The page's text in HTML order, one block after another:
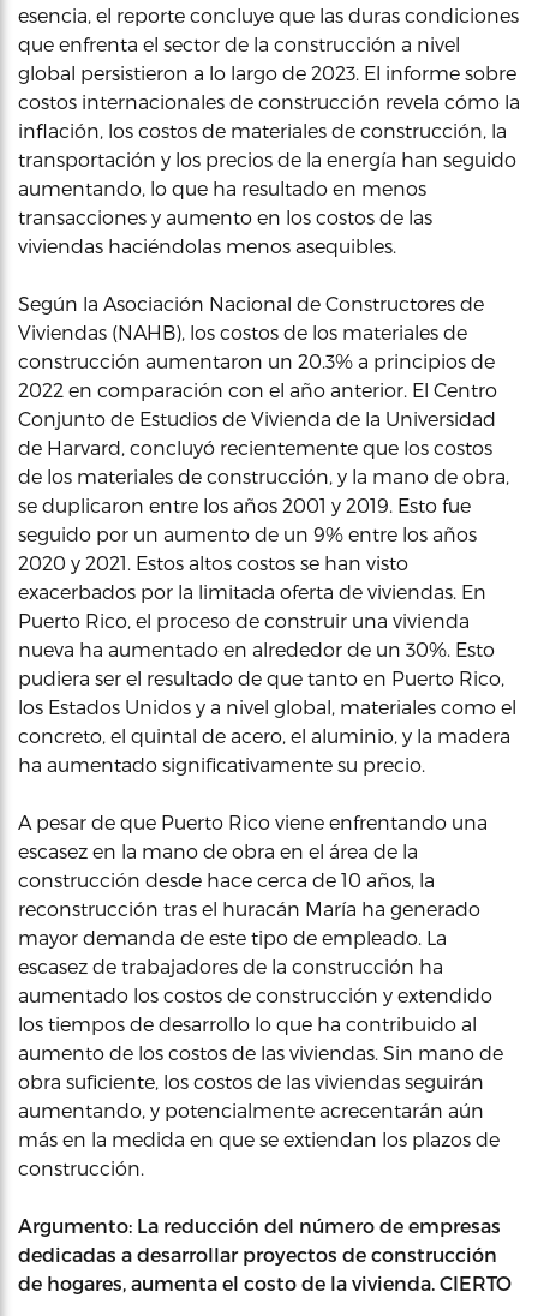
esencia, el reporte concluye que las duras condiciones
que enfrenta el sector de la construcción a nivel
global persistieron a lo largo de 2023. El informe sobre
costos internacionales de construcción revela cómo la
inflación, los costos de materiales de construcción, la
transportación y los precios de la energía han seguido
aumentando, lo que ha resultado en menos
transacciones y aumento en los costos de las
viviendas haciéndolas menos asequibles.
Según la Asociación Nacional de Constructores de
Viviendas (NAHB), los costos de los materiales de
construcción aumentaron un 20.3% a principios de
2022 en comparación con el año anterior. El Centro
Conjunto de Estudios de Vivienda de la Universidad
de Harvard, concluyó recientemente que los costos
de los materiales de construcción, y la mano de obra,
se duplicaron entre los años 2001 y 2019. Esto fue
seguido por un aumento de un 9% entre los años
2020 y 2021. Estos altos costos se han visto
exacerbados por la limitada oferta de viviendas. En
Puerto Rico, el proceso de construir una vivienda
nueva ha aumentado en alrededor de un 30%. Esto
pudiera ser el resultado de que tanto en Puerto Rico,
los Estados Unidos y a nivel global, materiales como el
concreto, el quintal de acero, el aluminio, y la madera
ha aumentado significativamente su precio.
A pesar de que Puerto Rico viene enfrentando una
escasez en la mano de obra en el área de la
construcción desde hace cerca de 10 años, la
reconstrucción tras el huracán María ha generado
mayor demanda de este tipo de empleado. La
escasez de trabajadores de la construcción ha
aumentado los costos de construcción y extendido
los tiempos de desarrollo lo que ha contribuido al
aumento de los costos de las viviendas. Sin mano de
obra suficiente, los costos de las viviendas seguirán
aumentando, y potencialmente acrecentarán aún
más en la medida en que se extiendan los plazos de
construcción.
Argumento: La reducción del número de empresas
dedicadas a desarrollar proyectos de construcción
de hogares, aumenta el costo de la vivienda. CIERTO